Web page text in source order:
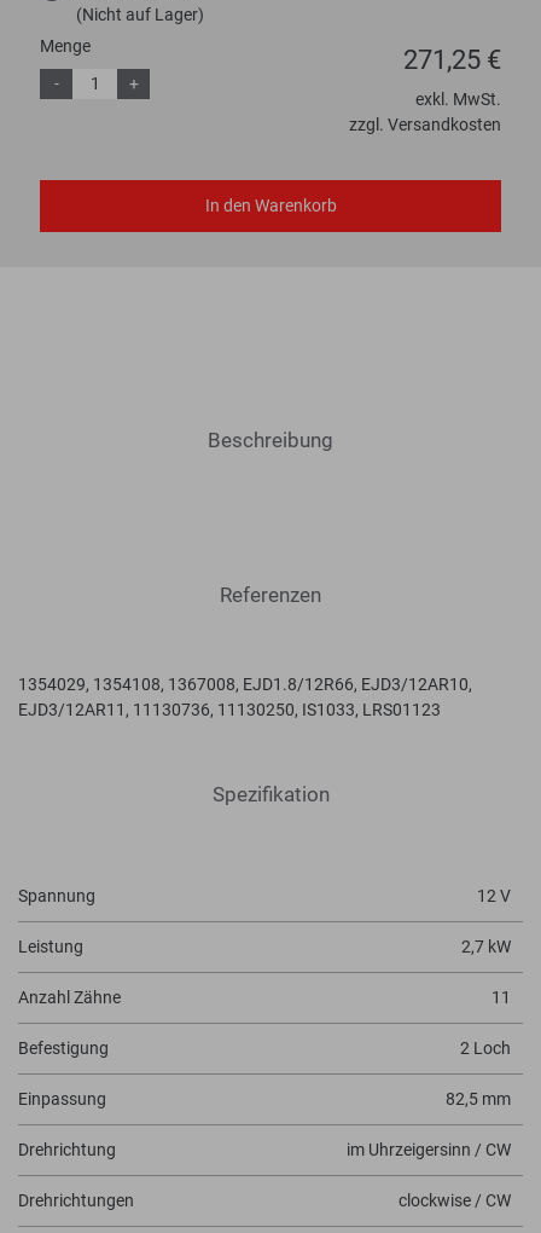
(Nicht auf Lager)
271,25 €
exkl. MwSt.
zzgl. Versandkosten
Menge
-
+
In den Warenkorb
Beschreibung
Referenzen
1354029, 1354108, 1367008, EJD1.8/12R66, EJD3/12AR10,
EJD3/12AR11, 11130736, 11130250, IS1033, LRS01123
Spezifikation
Spannung 12 V
Leistung 2,7 kW
Anzahl Zähne 11
Befestigung 2 Loch
Einpassung 82,5 mm
Drehrichtung im Uhrzeigersinn / CW
Drehrichtungen clockwise / CW